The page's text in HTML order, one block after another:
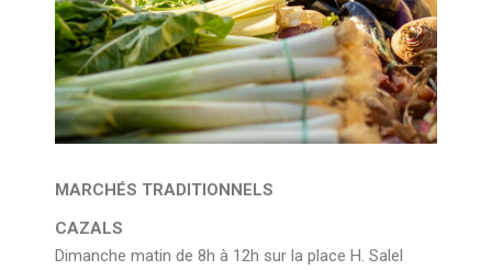
MARCHÉS TRADITIONNELS
CAZALS
Dimanche matin de 8h à 12h sur la place H. Salel